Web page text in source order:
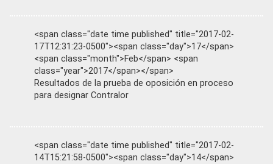
<span class="date time published" title="2017-02-
17T12:31:23-0500"><span class="day">17</span>
<span class="month">Feb</span> <span
class="year">2017</span></span>
Resultados de la prueba de oposición en proceso
para designar Contralor
<span class="date time published" title="2017-02-
14T15:21:58-0500"><span class="day">14</span>